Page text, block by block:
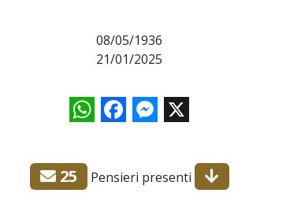
08/05/1936
21/01/2025
WhatsAppFacebookMessenger
X
25 Pensieri presenti